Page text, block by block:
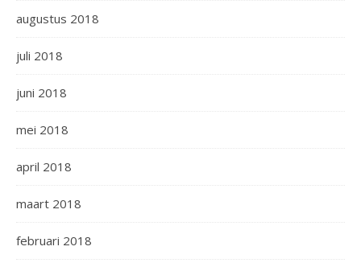
augustus 2018
juli 2018
juni 2018
mei 2018
april 2018
maart 2018
februari 2018